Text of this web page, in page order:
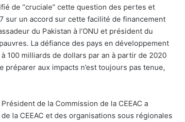
de “cruciale” cette question des pertes et
sur un accord sur cette facilité de financement
du Pakistan à l’ONU et président du
La défiance des pays en développement
100 milliards de dollars par an à partir de 2020
aux impacts n’est toujours pas tenue,
de la Commission de la CEEAC a
la CEEAC et des organisations sous régionales